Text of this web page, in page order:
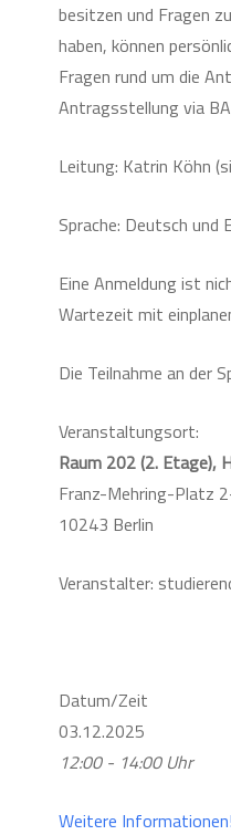
besitzen und Fragen
haben, können
Fragen rund um die
Antragsstellung via
Leitung: Katrin Köhn
Sprache: Deutsch und
Eine Anmeldung ist
Wartezeit mit
Die Teilnahme an der
Veranstaltungsort:
Raum 202 (2. Etage),
Franz-Mehring-Platz
10243 Berlin
Veranstalter:
Datum/Zeit
03.12.2025
12:00 - 14:00 Uhr
Weitere Informationen!